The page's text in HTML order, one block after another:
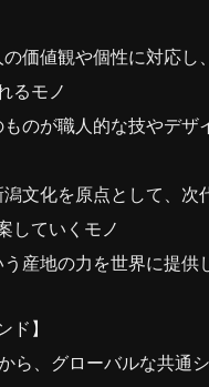
の価値観や個性に対応し
るモノ
ものが職人的な技やデザ
潟文化を原点として、次
していくモノ
う産地の力を世界に提供
ド】
ら、グローバルな共通